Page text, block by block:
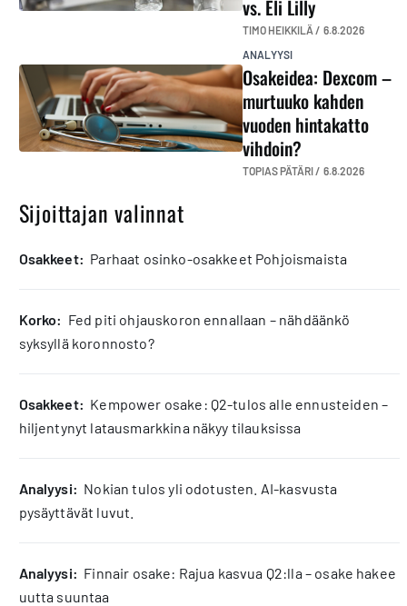
vs. Eli Lilly
TIMO HEIKKILÄ / 6.8.2026
ANALYYSI
Osakeidea: Dexcom –
murtuuko kahden
vuoden hintakatto
vihdoin?
TOPIAS PÄTÄRI / 6.8.2026
Sijoittajan valinnat
osakkeet: Parhaat osinko-osakkeet Pohjoismaista
korko: Fed piti ohjauskoron ennallaan – nähdäänkö
syksyllä koronnosto?
osakkeet: Kempower osake: Q2-tulos alle ennusteiden –
hiljentynyt latausmarkkina näkyy tilauksissa
analyysi: Nokian tulos yli odotusten. AI-kasvusta
pysäyttävät luvut.
analyysi: Finnair osake: Rajua kasvua Q2:lla – osake hakee
uutta suuntaa